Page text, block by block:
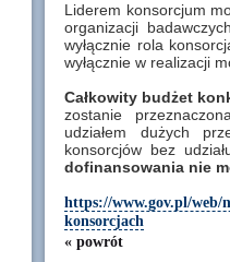
Liderem konsorcjum
organizacji
wyłącznie rola
wyłącznie w realizacji
Całkowity budżet
zostanie
udziałem dużych
konsorcjów bez
dofinansowania nie
https://www.gov.pl/web/
konsorcjach
« powrót